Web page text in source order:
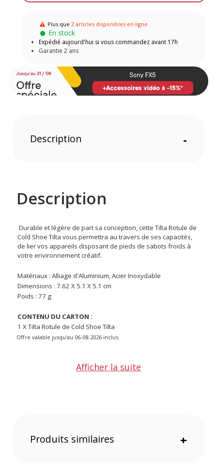
Plus que2 articles disponibles en ligne
En stock
Expédié aujourd'hui si vous commandez avant 17h
Garantie 2 ans
Description -
Description
Durable et légère de part sa conception, cette Tilta Rotule de
Cold Shoe Tilta vous permettra au travers de ses capacités,
de lier vos appareils disposant de pieds de sabots froids à
votre environnement créatif.
Matériaux : Alliage d'Aluminium, Acier Inoxydable
Dimensions : 7.62 X 5.1 X 5.1 cm
Poids : 77 g
CONTENU DU CARTON :
1 X Tilta Rotule de Cold Shoe Tilta
Offre valable jusqu'au 06-08-2026 inclus.
Code EAN Tilta Rotule de Cold Shoe Tilta :6937134601619
Afficher la suite
Produits similaires +